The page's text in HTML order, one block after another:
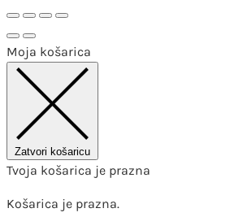
Moja košarica
Zatvori košaricu
Tvoja košarica je prazna
Košarica je prazna.